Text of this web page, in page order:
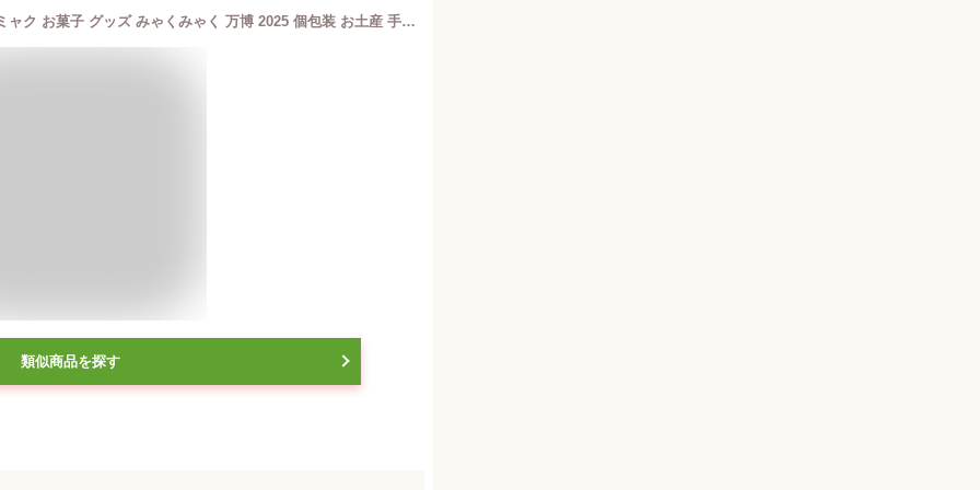
【食いしん坊祭クーポン対象】ミャクミャク お菓子 グッズ みゃくみゃく 万博 2025 個包装 お土産 手土産 缶 プチギフト【季節限定】HPG-12MK Expo2025ミャクミャク プティ・ガトー・アソルティ10個入 ※お届けは10/14まで
類似商品を探す